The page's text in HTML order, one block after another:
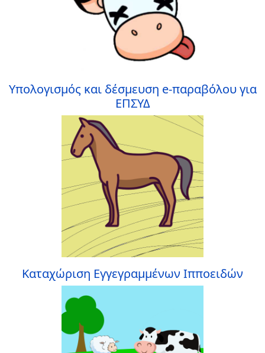
Υπολογισμός και δέσμευση e-παραβόλου για
ΕΠΣΥΔ
Καταχώριση Εγγεγραμμένων Ιπποειδών